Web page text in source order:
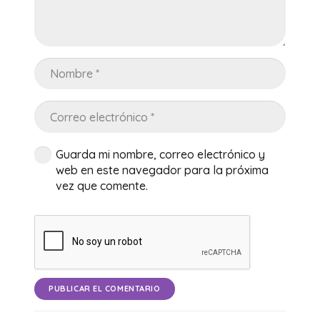
Guarda mi nombre, correo electrónico y
web en este navegador para la próxima
vez que comente.
PUBLICAR EL COMENTARIO